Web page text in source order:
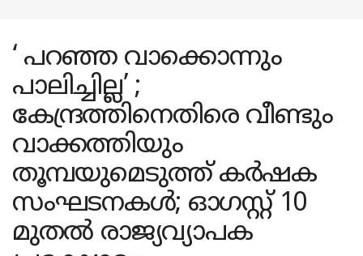
‘ പറഞ്ഞ വാക്കൊന്നും
പാലിച്ചില്ല’ ;
കേന്ദ്രത്തിനെതിരെ വീണ്ടും
വാക്കത്തിയും
തൂമ്പയുമെടുത്ത് കർഷക
സംഘടനകൾ; ഓഗസ്റ്റ് 10
മുതൽ രാജ്യവ്യാപക